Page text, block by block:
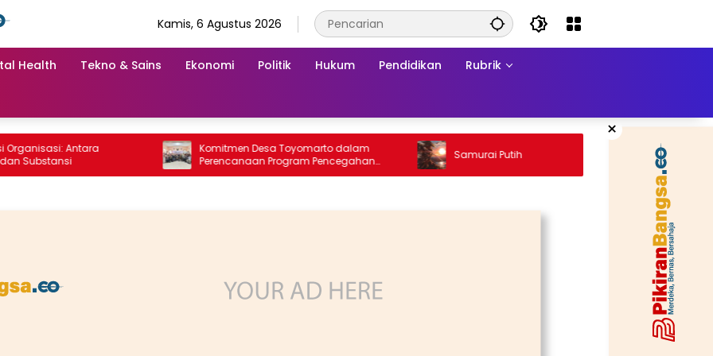
Kamis, 6 Agustus 2026
Health Tekno & Sains Ekonomi Politik Hukum Pendidikan Rubrik
×
Antara
Komitmen Desa Toyomarto dalam
Perencanaan Program Pencegahan
Stunting melalui ‎Rembuk Stunting Desa
Samurai Putih